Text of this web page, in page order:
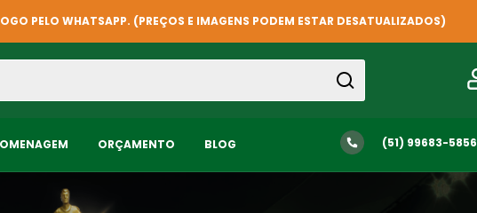
PELO WHATSAPP. (PREÇOS E IMAGENS PODEM ESTAR DESATUALIZADOS)
ORÇAMENTO BLOG (51) 99683-5856